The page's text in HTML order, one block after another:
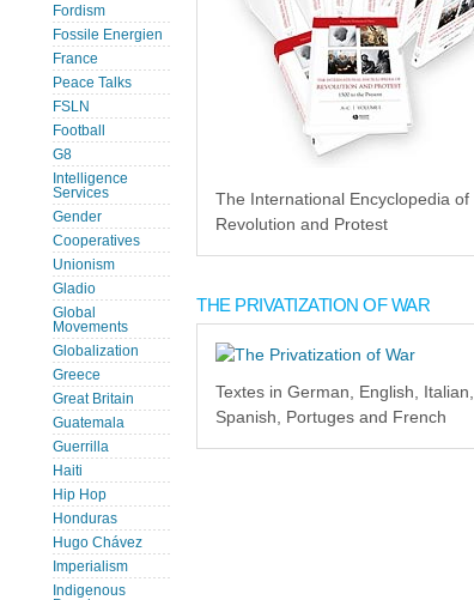
Fordism
Fossile Energien
France
Peace Talks
FSLN
Football
G8
Intelligence
Services
Gender
Cooperatives
Unionism
Gladio
Global
Movements
Globalization
Greece
Great Britain
Guatemala
Guerrilla
Haiti
Hip Hop
Honduras
Hugo Chávez
Imperialism
Indigenous
The International Encyclopedia of
Revolution and Protest
THE PRIVATIZATION OF WAR
Textes in German, English, Italian,
Spanish, Portuges and French